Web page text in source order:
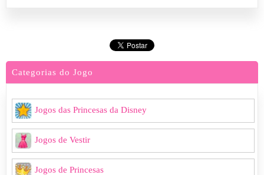
Categorias do Jogo
Jogos das Princesas da Disney
Jogos de Vestir
Jogos de Princesas